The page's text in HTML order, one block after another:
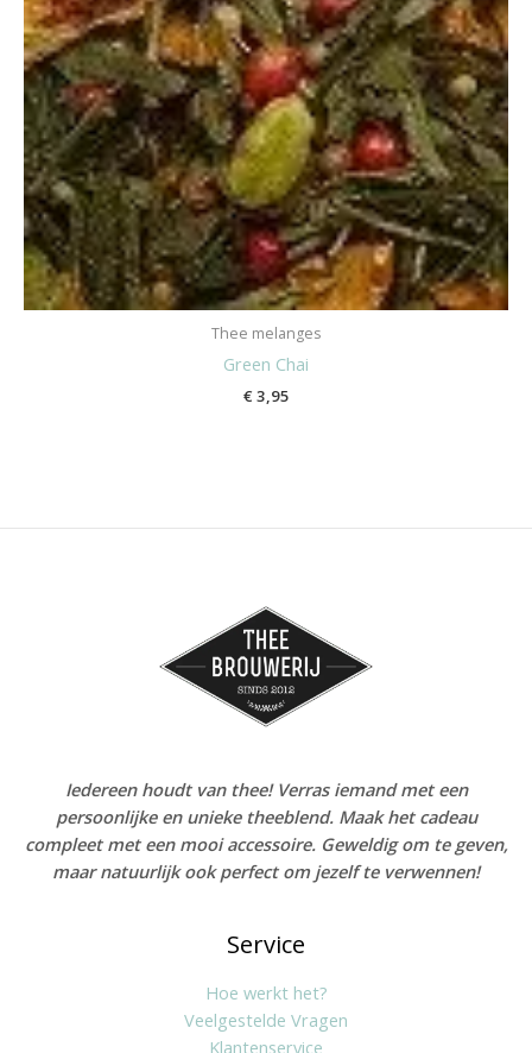
Thee melanges
Green Chai
€ 3,95
Iedereen houdt van thee! Verras iemand met een
persoonlijke en unieke theeblend. Maak het cadeau
compleet met een mooi accessoire. Geweldig om te geven,
maar natuurlijk ook perfect om jezelf te verwennen!
Service
Hoe werkt het?
Veelgestelde Vragen
Klantenservice